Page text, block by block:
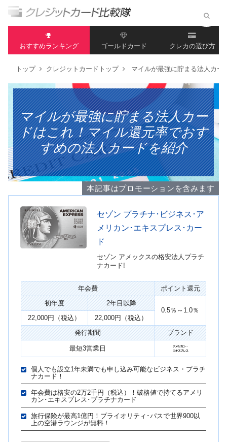
おすすめランキング ゴールドカード クレカの選び方
トップ クレジットカードトップ マイルが最強に貯まる法人カ
マイルが最強に貯まる法人カー
ドはこれ！マイル還元率でおす
すめの法人カードを紹介
本記事はプロモーションを含みます
セゾン プラチナ･ビジネス･ア
メリカン･エキスプレス･カー
ド
セゾン アメックスの格安法人プラチ
ナカード!
年会費
ポイント還元
初年度
2年目以降
0.5％～1.0％
22,000円（税込）
22,000円（税込）
発行期間
ブランド
最短3営業日
個人でも設立1年未満でも申し込み可能なビジネス・プラチ
ナカード！
年会費は格安の2万2千円（税込）！破格値で持てるアメリ
カン･エキスプレス･プラチナカード
旅行保険が最高1億円！プライオリティ･パスで世界900以
上の空港ラウンジが無料！